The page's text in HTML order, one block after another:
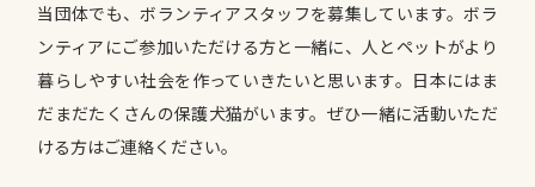
当団体でも、ボランティアスタッフを募集しています。ボラ
ンティアにご参加いただける方と一緒に、人とペットがより
暮らしやすい社会を作っていきたいと思います。日本にはま
だまだたくさんの保護犬猫がいます。ぜひ一緒に活動いただ
ける方はご連絡ください。